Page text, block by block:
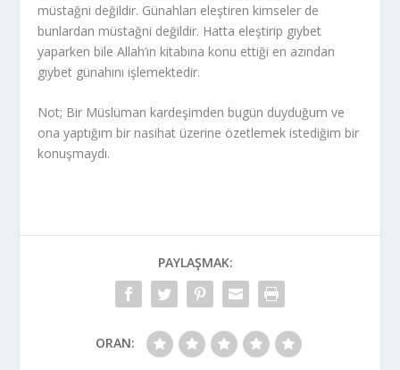
müstağni değildir. Günahları eleştiren kimseler de
bunlardan müstağni değildir. Hatta eleştirip gıybet
yaparken bile Allah’ın kitabına konu ettiği en azından
gıybet günahını işlemektedir.
Not; Bir Müslüman kardeşimden bugün duyduğum ve
ona yaptığım bir nasihat üzerine özetlemek istediğim bir
konuşmaydı.
PAYLAŞMAK:
ORAN: